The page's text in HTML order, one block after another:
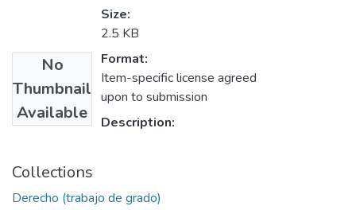
No
Thumbnail
Available
Size:
2.5 KB
Format:
Item-specific license agreed
upon to submission
Description:
Collections
Derecho (trabajo de grado)